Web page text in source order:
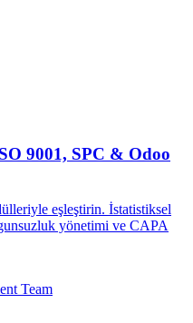
9001, SPC & Odoo
eşleştirin. İstatistiksel
yönetimi ve CAPA
Team